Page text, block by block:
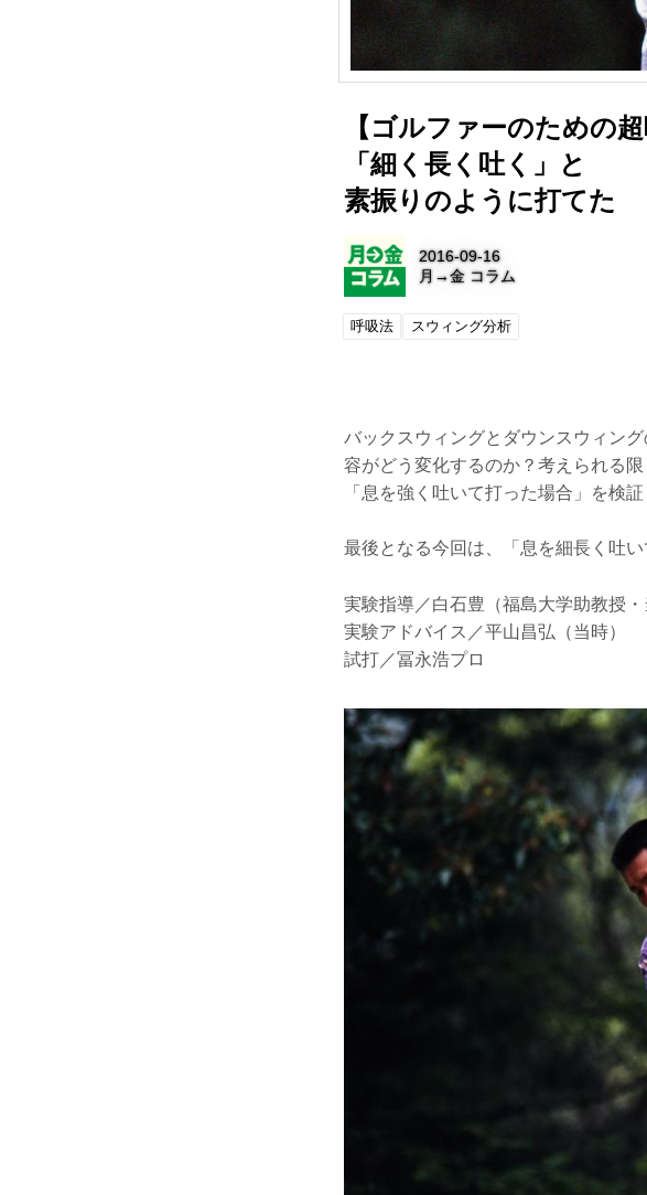
【ゴルファーのための
「細く長く吐く」と
素振りのように打てた
2016-09-16
月→金 コラム
呼吸法 スウィング分析
バックスウィングとダウンスウィン
容がどう変化するのか？考えられる
「息を強く吐いて打った場合」を検証
最後となる今回は、「息を細長く吐い
実験指導／白石豊（福島大学助教授・
実験アドバイス／平山昌弘（当時）
試打／冨永浩プロ